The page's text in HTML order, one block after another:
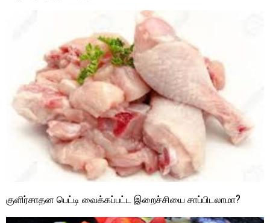
குளிர்சாதன பெட்டி வைக்கப்பட்ட இறைச்சியை சாப்பிடலாமா?